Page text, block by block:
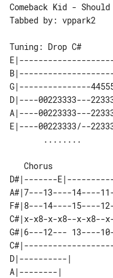
Comeback Kid -
Tabbed by: vppark2
G|---------------
D|----00223333---
A|----00223333---
E|----00223333/--
D#|-------
A#|7---13----14----
F#|8---14----15----
C#|x-x8-x-x8--x-x8--
G#|6---12--- 13----
D|----------|
A|--------|